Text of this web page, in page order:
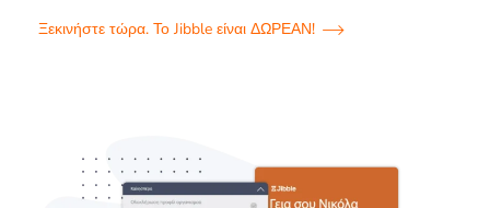
Ξεκινήστε τώρα. Το Jibble είναι ΔΩΡΕΑΝ!